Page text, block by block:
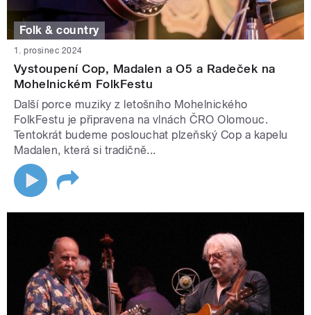
Folk & country
1. prosinec 2024
Vystoupení Cop, Madalen a O5 a Radeček na
Mohelnickém FolkFestu
Další porce muziky z letošního Mohelnického
FolkFestu je připravena na vlnách ČRO Olomouc.
Tentokrát budeme poslouchat plzeňský Cop a kapelu
Madalen, která si tradičně...